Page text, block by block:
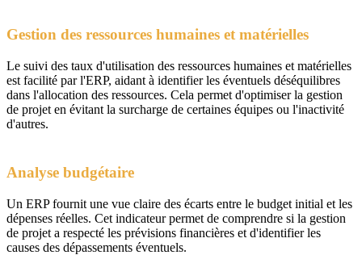
Gestion des ressources humaines et matérielles
Le suivi des taux d'utilisation des ressources humaines et matérielles
est facilité par l'ERP, aidant à identifier les éventuels déséquilibres
dans l'allocation des ressources. Cela permet d'optimiser la gestion
de projet en évitant la surcharge de certaines équipes ou l'inactivité
d'autres.
Analyse budgétaire
Un ERP fournit une vue claire des écarts entre le budget initial et les
dépenses réelles. Cet indicateur permet de comprendre si la gestion
de projet a respecté les prévisions financières et d'identifier les
causes des dépassements éventuels.